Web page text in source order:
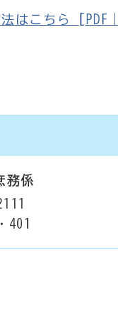
はこちら [PDF
務係
401